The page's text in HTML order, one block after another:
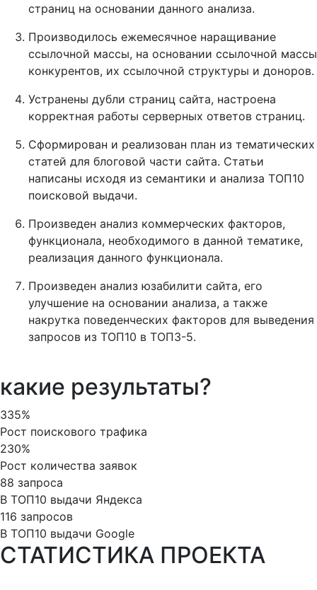
страниц на основании данного анализа.
Производилось ежемесячное наращивание
ссылочной массы, на основании ссылочной массы
конкурентов, их ссылочной структуры и доноров.
Устранены дубли страниц сайта, настроена
корректная работы серверных ответов страниц.
Сформирован и реализован план из тематических
статей для блоговой части сайта. Статьи
написаны исходя из семантики и анализа ТОП10
поисковой выдачи.
Произведен анализ коммерческих факторов,
функционала, необходимого в данной тематике,
реализация данного функционала.
Произведен анализ юзабилити сайта, его
улучшение на основании анализа, а также
накрутка поведенческих факторов для выведения
запросов из ТОП10 в ТОП3-5.
какие результаты?
335%
Рост поискового трафика
230%
Рост количества заявок
88 запроса
В ТОП10 выдачи Яндекса
116 запросов
В ТОП10 выдачи Google
СТАТИСТИКА ПРОЕКТА